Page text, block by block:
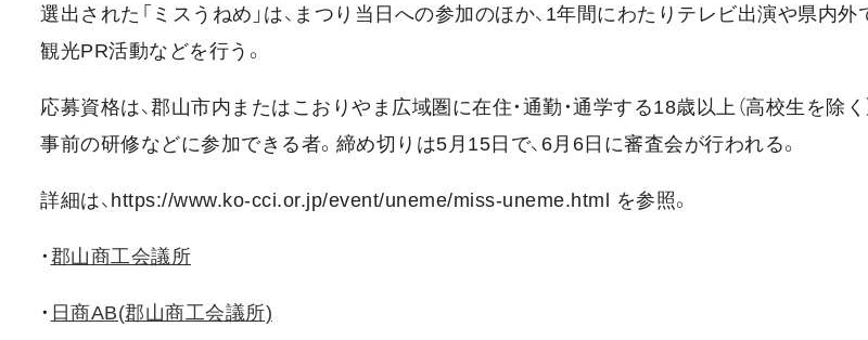
選出された「ミスうねめ」は、まつり当日への参加のほか、1年間にわたりテレビ出演や県内
観光PR活動などを行う。
応募資格は、郡山市内またはこおりやま広域圏に在住・通勤・通学する18歳以上（高校生を除く
事前の研修などに参加できる者。締め切りは5月15日で、6月6日に審査会が行われる。
詳細は、https://www.ko-cci.or.jp/event/uneme/miss-uneme.html を参照。
・ 郡山商工会議所
・ 日商AB(郡山商工会議所)